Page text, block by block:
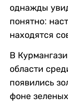
однажды
понятно:
находятся
В
области
появились
фоне